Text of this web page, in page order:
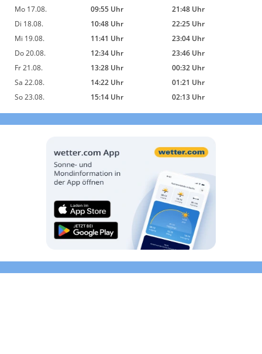
Mo 17.08.
09:55 Uhr
21:48 Uhr
Di 18.08.
10:48 Uhr
22:25 Uhr
Mi 19.08.
11:41 Uhr
23:04 Uhr
Do 20.08.
12:34 Uhr
23:46 Uhr
Fr 21.08.
13:28 Uhr
00:32 Uhr
Sa 22.08.
14:22 Uhr
01:21 Uhr
So 23.08.
15:14 Uhr 02:13 Uhr